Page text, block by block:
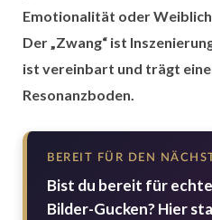
Emotionalität oder
Der „Zwang“ ist
ist vereinbart und trägt
Resonanzboden.
BEREIT FÜR DEN
Bist du bereit für
Bilder-Gucken? Hier